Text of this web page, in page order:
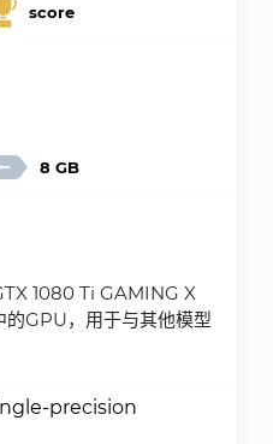
score
8 GB
1080 Ti GAMING X
GPU，用于与其他模型
precision